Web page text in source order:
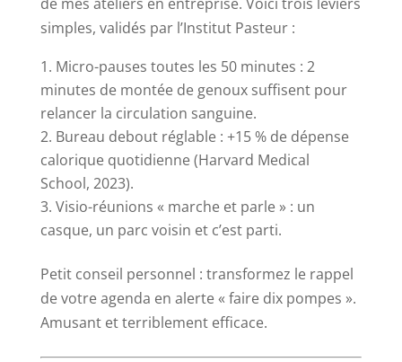
de mes ateliers en entreprise. Voici trois leviers
simples, validés par l’Institut Pasteur :
Micro-pauses toutes les 50 minutes : 2
minutes de montée de genoux suffisent pour
relancer la circulation sanguine.
Bureau debout réglable : +15 % de dépense
calorique quotidienne (Harvard Medical
School, 2023).
Visio-réunions « marche et parle » : un
casque, un parc voisin et c’est parti.
Petit conseil personnel : transformez le rappel
de votre agenda en alerte « faire dix pompes ».
Amusant et terriblement efficace.